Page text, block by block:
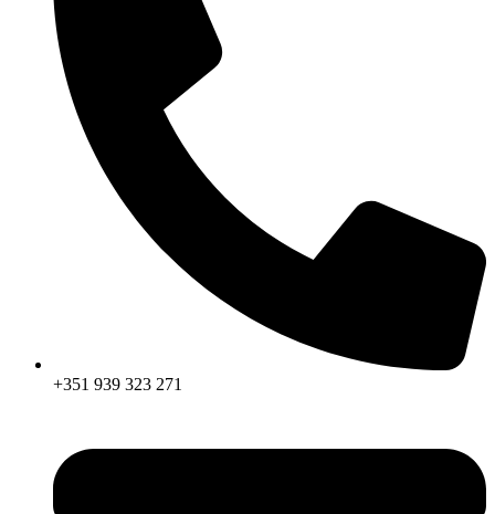
+351 939 323 271